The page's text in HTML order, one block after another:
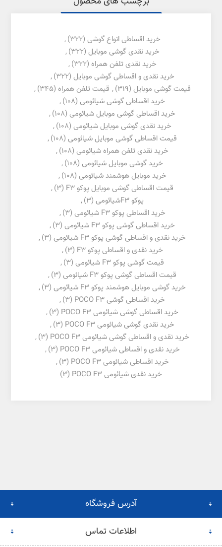
خرید اقساطی انواع گوشی (322)
,
خرید نقدی گوشی موبایل (322)
,
خرید نقدی تلفن همراه (322)
,
خرید نقدی و اقساطی گوشی موبایل (322)
,
قیمت گوشی موبایل (319)
, قیمت تلفن همراه (345)
,
خرید اقساطی گوشی شیائومی (108)
,
خرید اقساطی گوشی موبایل شیائومی (108)
,
خرید نقدی گوشی موبایل شیائومی (108)
,
قیمت اقساطی گوشی موبایل شیائومی (108)
,
خرید نقدی تلفن همراه شیائومی (108)
,
خرید گوشی موبایل شیائومی (108)
,
خرید موبایل هوشمند شیائومی (108)
,
قیمت اقساطی گوشی موبایل پوکو F3
(3)
,
پوکو F3شیائومی
(3)
,
خرید اقساطی پوکو F3 شیائومی
(3)
,
خرید اقساطی گوشی پوکو F3 شیائومی
(3)
,
خرید نقدی و اقساطی گوشی پوکو F3 شیائومی
(3)
,
خرید نقدی و اقساطی پوکو F3
(3)
,
قیمت گوشی پوکو F3 شیائومی
(3)
,
قیمت اقساطی گوشی پوکو F3 شیائومی
(3)
,
خرید گوشی موبایل هوشمند پوکو F3 شیائومی
(3)
,
خرید اقساطی گوشی POCO F3
(3)
,
خرید اقساطی گوشی شیائومی POCO F3
(3)
,
خرید نقدی گوشی شیائومی POCO F3
(3)
,
خرید نقدی و اقساطی گوشی شیائومی POCO F3
(3)
,
خرید نقدی و اقساطی شیائومی POCO F3
(3)
,
خرید اقساطی شیائومی POCO F3
(3)
,
خرید نقدی شیائومی POCO F3
(3)
آدرس فروشگاه
اطلاعات تماس